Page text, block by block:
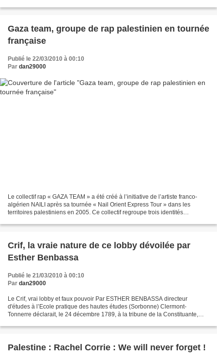
Gaza team, groupe de rap palestinien en tournée
française
Publié le 22/03/2010 à 00:10
Par dan29000
Le collectif rap « GAZA TEAM » a été créé à l’initiative de l’artiste franco-
algérien NAILI après sa tournée « Nail Orient Express Tour » dans les
territoires palestiniens en 2005. Ce collectif regroupe trois identités
Crif, la vraie nature de ce lobby dévoilée par
Esther Benbassa
Publié le 21/03/2010 à 00:10
Par dan29000
Le Crif, vrai lobby et faux pouvoir Par ESTHER BENBASSA directeur
d'études à l’Ecole pratique des hautes études (Sorbonne) Clermont-
Tonnerre déclarait, le 24 décembre 1789, à la tribune de la Constituante,
Palestine : Rachel Corrie : We will never forget !